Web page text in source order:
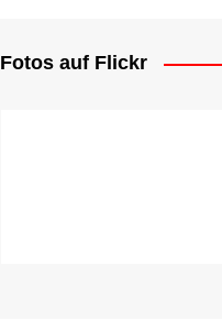
Fotos auf Flickr